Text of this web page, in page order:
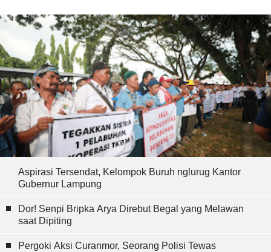
Aspirasi Tersendat, Kelompok Buruh nglurug Kantor
Gubernur Lampung
Dor! Senpi Bripka Arya Direbut Begal yang Melawan
saat Dipiting
Pergoki Aksi Curanmor, Seorang Polisi Tewas